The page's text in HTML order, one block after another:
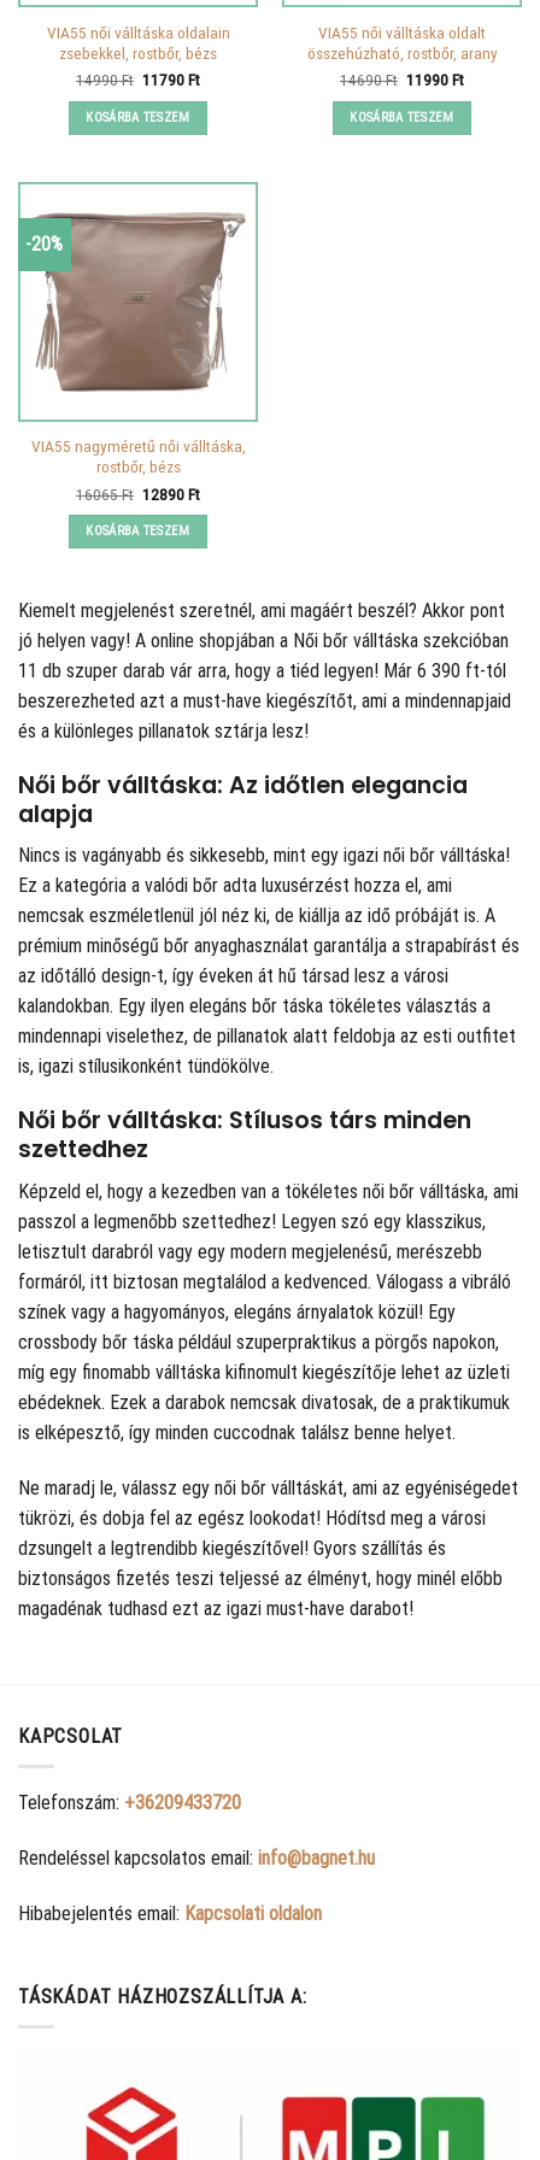
VIA55 női válltáska oldalain
zsebekkel, rostbőr, bézs
14990Ft Original
was:
14990 Ft.
11790FtCurrent
KOSÁRBA TESZEM
VIA55 női válltáska oldalt
összehúzható, rostbőr, arany
14690Ft Original
was:
14690 Ft.
11990FtCurrent
KOSÁRBA TESZEM
-20%
VIA55 nagyméretű női válltáska,
rostbőr, bézs
16065Ft Original
was:
16065 Ft.
12890FtCurrent
KOSÁRBA TESZEM
Kiemelt megjelenést szeretnél, ami magáért beszél? Akkor pont
jó helyen vagy! A online shopjában a Női bőr válltáska szekcióban
11 db szuper darab vár arra, hogy a tiéd legyen! Már 6 390 ft-tól
beszerezheted azt a must-have kiegészítőt, ami a mindennapjaid
és a különleges pillanatok sztárja lesz!
Női bőr válltáska: Az időtlen elegancia
alapja
Nincs is vagányabb és sikkesebb, mint egy igazi női bőr válltáska!
Ez a kategória a valódi bőr adta luxusérzést hozza el, ami
nemcsak eszméletlenül jól néz ki, de kiállja az idő próbáját is. A
prémium minőségű bőr anyaghasználat garantálja a strapabírást és
az időtálló design-t, így éveken át hű társad lesz a városi
kalandokban. Egy ilyen elegáns bőr táska tökéletes választás a
mindennapi viselethez, de pillanatok alatt feldobja az esti outfitet
is, igazi stílusikonként tündökölve.
Női bőr válltáska: Stílusos társ minden
szettedhez
Képzeld el, hogy a kezedben van a tökéletes női bőr válltáska, ami
passzol a legmenőbb szettedhez! Legyen szó egy klasszikus,
letisztult darabról vagy egy modern megjelenésű, merészebb
formáról, itt biztosan megtalálod a kedvenced. Válogass a vibráló
színek vagy a hagyományos, elegáns árnyalatok közül! Egy
crossbody bőr táska például szuperpraktikus a pörgős napokon,
míg egy finomabb válltáska kifinomult kiegészítője lehet az üzleti
ebédeknek. Ezek a darabok nemcsak divatosak, de a praktikumuk
is elképesztő, így minden cuccodnak találsz benne helyet.
Ne maradj le, válassz egy női bőr válltáskát, ami az egyéniségedet
tükrözi, és dobja fel az egész lookodat! Hódítsd meg a városi
dzsungelt a legtrendibb kiegészítővel! Gyors szállítás és
biztonságos fizetés teszi teljessé az élményt, hogy minél előbb
magadénak tudhasd ezt az igazi must-have darabot!
KAPCSOLAT
Telefonszám: +36209433720
Rendeléssel kapcsolatos email: info@bagnet.hu
Hibabejelentés email: Kapcsolati oldalon
TÁSKÁDAT HÁZHOZSZÁLLÍTJA A: